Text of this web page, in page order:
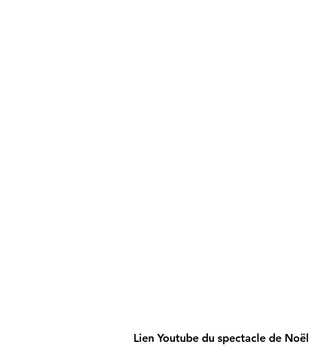
Lien Youtube du spectacle de Noël